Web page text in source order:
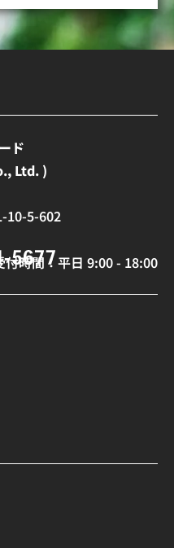
ド
Ltd. )
10-5-602
付時間：平日 9:00 - 18:00